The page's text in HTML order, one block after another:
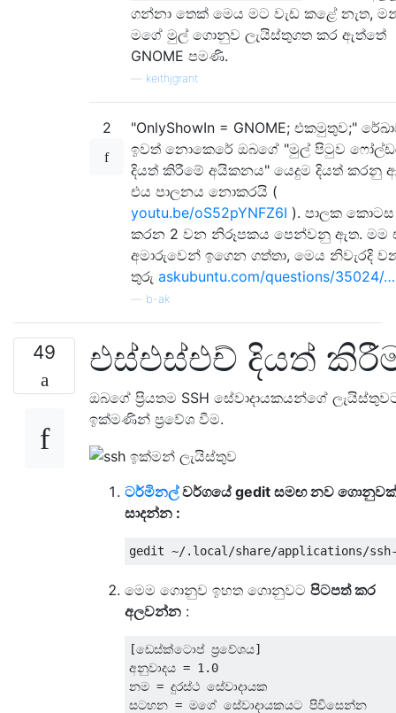
ගන්නා තෙක් මෙය මට වැඩ කළේ නැත,
මගේ මුල් ගොනුව ලැයිස්තුගත කර ඇත්තේ
GNOME පමණි.
keithjgrant
2
"OnlyShowIn = GNOME; එකමුතුව;"
ඉවත් නොකෙරේ ඔබගේ "මුල් පිටුව
දියත් කිරීමේ අයිකනය" යෙදුම දියත් කරනු
එය පාලනය නොකරයි (
youtu.be/oS52pYNFZ6I ). පාලක කොටස
කරන 2 වන නිරූපකය පෙන්වනු ඇත. මම
අමාරුවෙන් ඉගෙන ගත්තා, මෙය නිවැරදි
තුරු askubuntu.com/questions/35024/…
b-ak
49 එස්එස්එච් දියත්
ඔබගේ ප්‍රියතම SSH සේවාදායකයන්ගේ
ඉක්මණින් ප්‍රවේශ වීම.
ටර්මිනල්වර්ගයේ gedit සමඟ නව
සාදන්න :
මෙම ගොනුව ඉහත ගොනුවට පිටපත් කර
අලවන්න :
[ඩෙස්ක්ටොප් ප්‍රවේශය]
අනුවාදය = 1.0
නම = දුරස්ථ සේවාදායක
සටහන = මගේ සේවාදායකයට පිවිසෙන්න